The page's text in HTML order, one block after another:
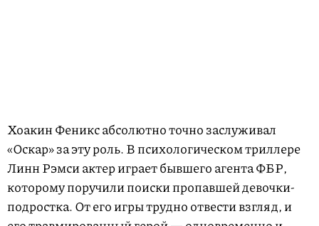
Хоакин Феникс абсолютно точно заслуживал
«Оскар» за эту роль. В психологическом триллере
Линн Рэмси актер играет бывшего агента ФБР,
которому поручили поиски пропавшей девочки-
подростка. От его игры трудно отвести взгляд, и